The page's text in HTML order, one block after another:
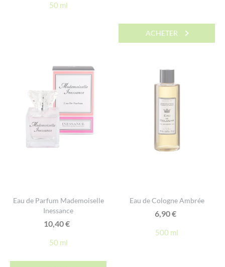
50 ml
était :
13,70 €.
est :
ACHETER
Eau de Parfum Mademoiselle
Inessance
10,40€
50 ml
Eau de Cologne Ambrée
6,90€
500 ml